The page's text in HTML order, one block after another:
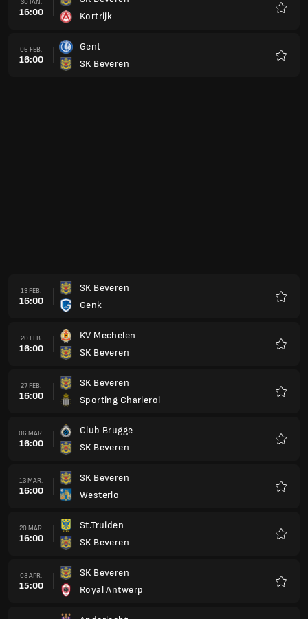
30 IAN.
16:00
Kortrijk
06 FEB.
16:00
Gent
SK Beveren
13 FEB.
16:00
SK Beveren
Genk
20 FEB.
16:00
KV Mechelen
SK Beveren
27 FEB.
16:00
SK Beveren
Sporting Charleroi
06 MAR.
16:00
Club Brugge
SK Beveren
13 MAR.
16:00
SK Beveren
Westerlo
20 MAR.
16:00
St.Truiden
SK Beveren
03 APR.
15:00
SK Beveren
Royal Antwerp